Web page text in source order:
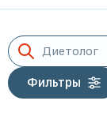
Диетолог
Фильтры